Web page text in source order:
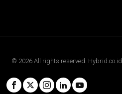
© 2026 All rights reserved. Hybrid.co.id